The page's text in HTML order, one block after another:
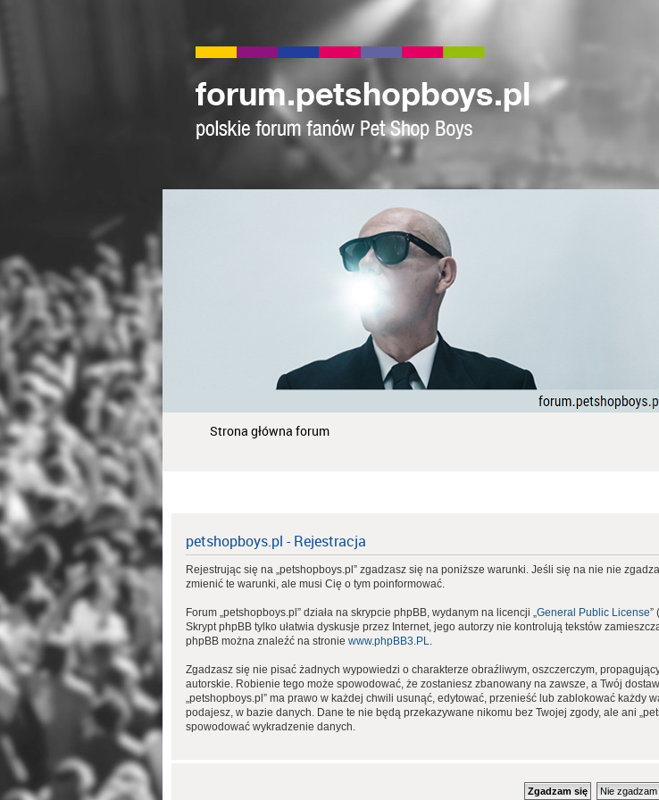
Strona główna forum
petshopboys.pl - Rejestracja
Rejestrując się na „petshopboys.pl” zgadzasz się na poniższe warunki. Jeśli się na nie nie
zmienić te warunki, ale musi Cię o tym poinformować.
Forum „petshopboys.pl” działa na skrypcie phpBB, wydanym na licencji „ General Public License”
Skrypt phpBB tylko ułatwia dyskusje przez Internet, jego autorzy nie kontrolują tekstów
phpBB można znaleźć na stronie www.phpBB3.PL
Zgadzasz się nie pisać żadnych wypowiedzi o charakterze obraźliwym, oszczerczym,
autorskie. Robienie tego może spowodować, że zostaniesz zbanowany na zawsze, a Twój
„petshopboys.pl” ma prawo w każdej chwili usunąć, edytować, przenieść lub zablokować każdy
podajesz, w bazie danych. Dane te nie będą przekazywane nikomu bez Twojej zgody, ale ani
spowodować wykradzenie danych.